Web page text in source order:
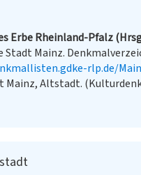
Erbe Rheinland-Pfalz
Mainz.
rlp.de/
Mainz, Altstadt.